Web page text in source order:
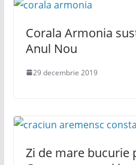
Corala Armonia
Anul Nou
29 decembrie 2019
Zi de mare bucurie